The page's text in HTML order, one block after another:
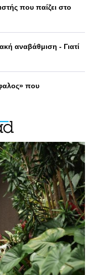
που παίζει στο
αναβάθμιση - Γιατί
που